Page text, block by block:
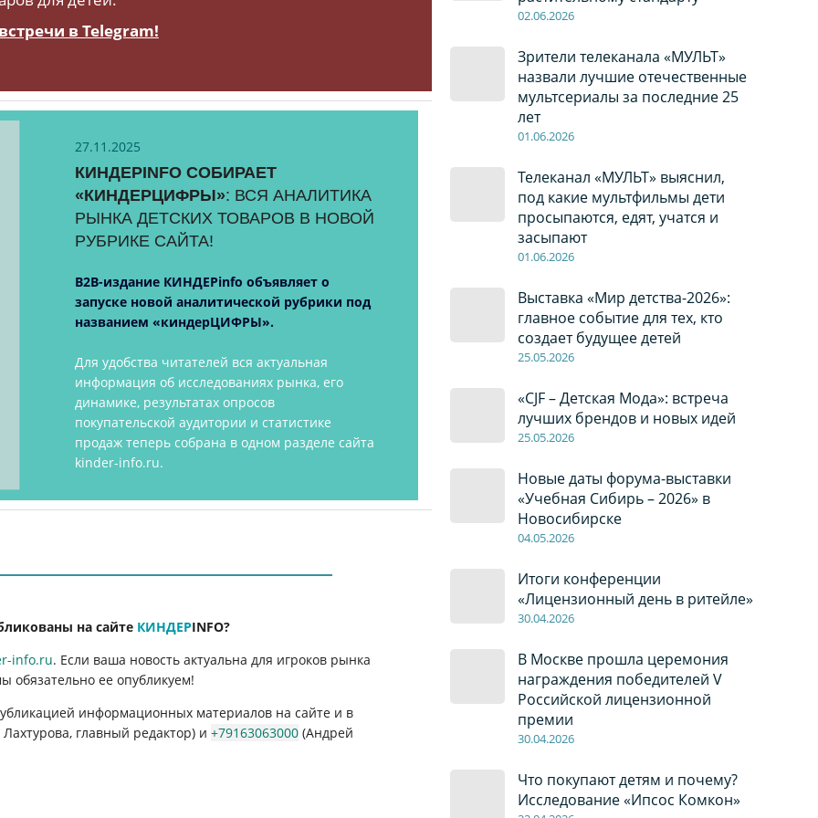
02.06.2026
Зрители телеканала «МУЛЬТ»
назвали лучшие отечественные
мультсериалы за последние 25
лет
01.06.2026
Телеканал «МУЛЬТ» выяснил,
под какие мультфильмы дети
просыпаются, едят, учатся и
засыпают
01.06.2026
Выставка «Мир детства-2026»:
главное событие для тех, кто
создает будущее детей
25.05.2026
«CJF – Детская Мода»: встреча
лучших брендов и новых идей
25.05.2026
Новые даты форума-выставки
«Учебная Сибирь – 2026» в
Новосибирске
04.05.2026
Итоги конференции
«Лицензионный день в ритейле»
30.04.2026
В Москве прошла церемония
награждения победителей V
Российской лицензионной
премии
30.04.2026
Что покупают детям и почему?
Исследование «Ипсос Комкон»
в Telegram!
27.11.2025
КИНДЕРINFO СОБИРАЕТ
«КИНДЕРЦИФРЫ»: ВСЯ АНАЛИТИКА
РЫНКА ДЕТСКИХ ТОВАРОВ В НОВОЙ
РУБРИКЕ САЙТА!
B2B-издание КИНДЕРinfo объявляет о
запуске новой аналитической рубрики под
названием «киндерЦИФРЫ».
Для удобства читателей вся актуальная
информация об исследованиях рынка, его
динамике, результатах опросов
покупательской аудитории и статистике
продаж теперь собрана в одном разделе сайта
kinder-info.ru.
на сайте КИНДЕРINFO?
info.ru. Если ваша новость актуальна для игроков рынка
обязательно ее опубликуем!
информационных материалов на сайте и в
главный редактор) и+79163063000 (Андрей